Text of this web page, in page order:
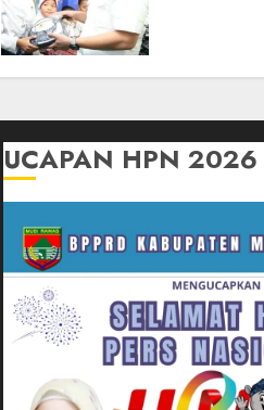
UCAPAN HPN 2026